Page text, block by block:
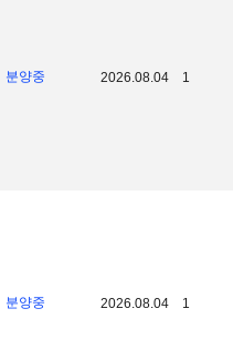
분양중 2026.08.04 1
분양중 2026.08.04 1